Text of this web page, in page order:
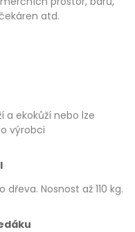
atd.
a ekokůží nebo lze
výrobci
Nosnost až 110 kg.